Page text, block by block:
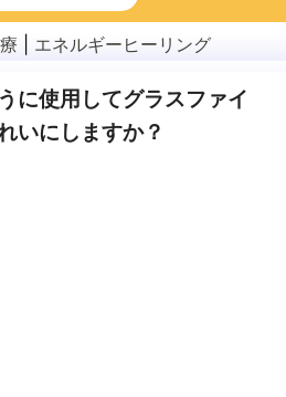
衆衛生と安全
エネルギーヒーリング
に使用してグラスファイ
いにしますか？